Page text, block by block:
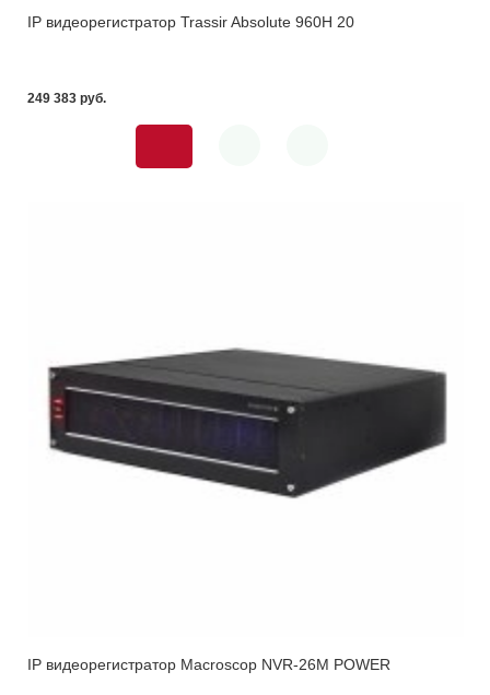
IP видеорегистратор Trassir Absolute 960H 20
249 383 pуб.
IP видеорегистратор Macroscop NVR-26M POWER